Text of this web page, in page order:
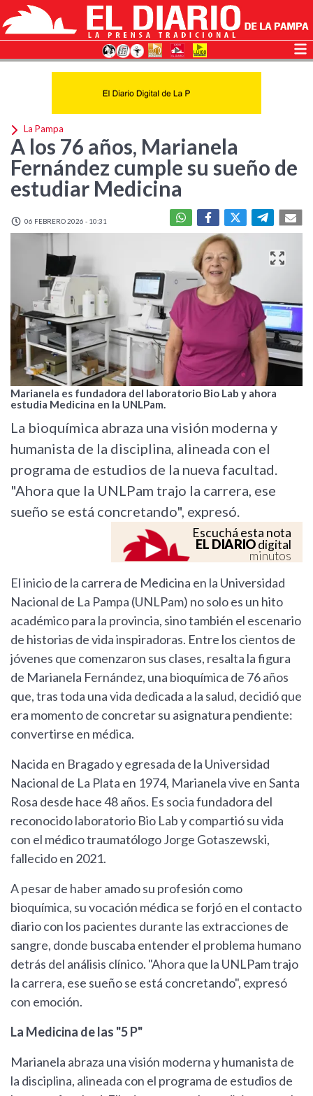
La Pampa
A los 76 años, Marianela
Fernández cumple su sueño de
estudiar Medicina
06 FEBRERO 2026 - 10:31
Marianela es fundadora del laboratorio Bio Lab y ahora
estudia Medicina en la UNLPam.
La bioquímica abraza una visión moderna y
humanista de la disciplina, alineada con el
programa de estudios de la nueva facultad.
"Ahora que la UNLPam trajo la carrera, ese
sueño se está concretando", expresó.
Escuchá esta nota
EL DIARIOdigital
minutos
El inicio de la carrera de Medicina en la Universidad
Nacional de La Pampa (UNLPam) no solo es un hito
académico para la provincia, sino también el escenario
de historias de vida inspiradoras. Entre los cientos de
jóvenes que comenzaron sus clases, resalta la figura
de Marianela Fernández, una bioquímica de 76 años
que, tras toda una vida dedicada a la salud, decidió que
era momento de concretar su asignatura pendiente:
convertirse en médica.
Nacida en Bragado y egresada de la Universidad
Nacional de La Plata en 1974, Marianela vive en Santa
Rosa desde hace 48 años. Es socia fundadora del
reconocido laboratorio Bio Lab y compartió su vida
con el médico traumatólogo Jorge Gotaszewski,
fallecido en 2021.
A pesar de haber amado su profesión como
bioquímica, su vocación médica se forjó en el contacto
diario con los pacientes durante las extracciones de
sangre, donde buscaba entender el problema humano
detrás del análisis clínico. "Ahora que la UNLPam trajo
la carrera, ese sueño se está concretando", expresó
con emoción.
La Medicina de las "5 P"
Marianela abraza una visión moderna y humanista de
la disciplina, alineada con el programa de estudios de